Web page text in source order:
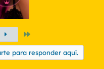
para responder aquí.